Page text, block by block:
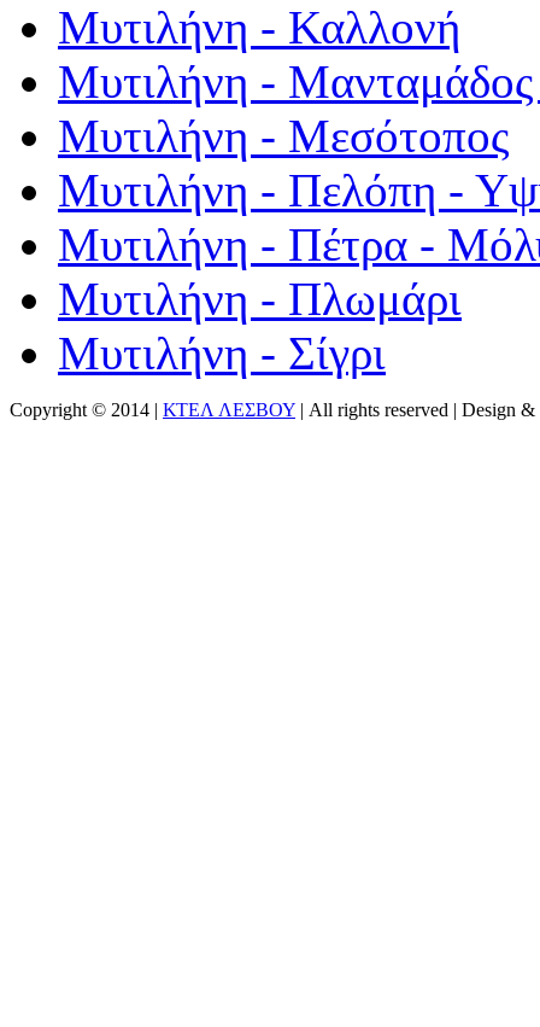
Μυτιλήνη - Καλλονή
Μυτιλήνη - Μανταμάδος
Μυτιλήνη - Μεσότοπος
Μυτιλήνη - Πελόπη -
Μυτιλήνη - Πέτρα -
Μυτιλήνη - Πλωμάρι
Μυτιλήνη - Σίγρι
Copyright © 2014 | ΚΤΕΛ ΛΕΣΒΟΥ | All rights reserved | Design &